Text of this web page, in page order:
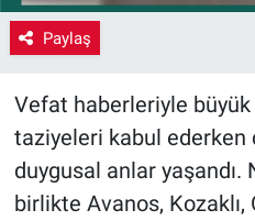
Paylaş
Vefat haberleriyle
taziyeleri kabul ederken
duygusal anlar
birlikte Avanos,